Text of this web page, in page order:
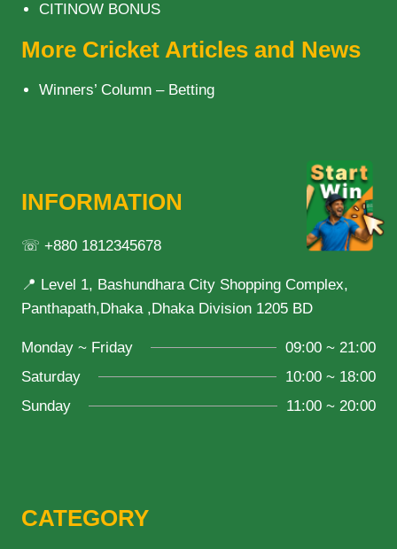
CITINOW BONUS
More Cricket Articles and News
Winners’ Column – Betting
INFORMATION
☏ +880 1812345678
📍 Level 1, Bashundhara City Shopping Complex,
Panthapath,Dhaka ,Dhaka Division 1205 BD
Monday ~ Friday
09:00 ~ 21:00
Saturday
10:00 ~ 18:00
Sunday
11:00 ~ 20:00
CATEGORY